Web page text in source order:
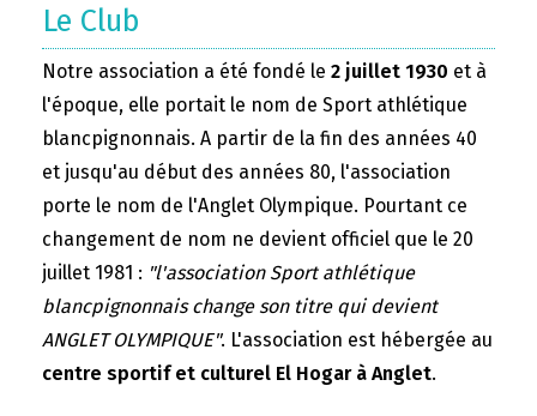
Le Club
Notre association a été fondé le 2 juillet 1930 et à
l'époque, elle portait le nom de Sport athlétique
blancpignonnais. A partir de la fin des années 40
et jusqu'au début des années 80, l'association
porte le nom de l'Anglet Olympique. Pourtant ce
changement de nom ne devient officiel que le 20
juillet 1981 : "l'association Sport athlétique
blancpignonnais change son titre qui devient
ANGLET OLYMPIQUE". L'association est hébergée au
centre sportif et culturel El Hogar à Anglet.